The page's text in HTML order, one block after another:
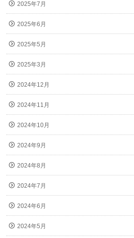
2025年7月
2025年6月
2025年5月
2025年3月
2024年12月
2024年11月
2024年10月
2024年9月
2024年8月
2024年7月
2024年6月
2024年5月